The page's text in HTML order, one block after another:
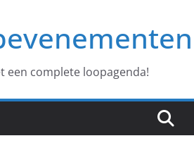
een complete loopagenda!